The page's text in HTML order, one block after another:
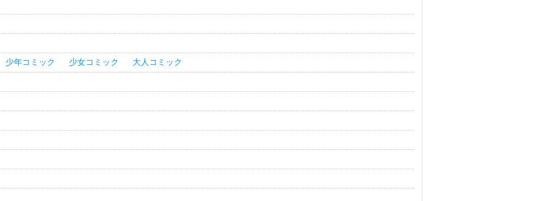
少年コミック 少女コミック
大人コミック